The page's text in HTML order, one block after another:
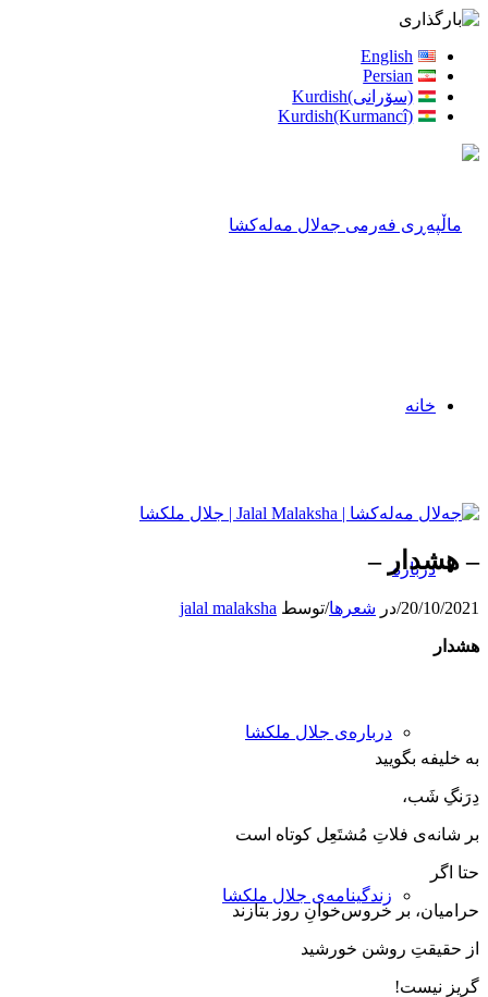
English
Persian
(سۆرانی)Kurdish
Kurdish(Kurmancî)
خانه
درباره
درباره‌ی جلال ملکشا
زندگینامه‌ی جلال ملکشا
– هشدار –
20/10/2021
/در شعرها/توسط jalal malaksha
هشدار
به خلیفه بگویید
دِرَنگِ شَب،
بر شانه‌ی فلاتِ مُشتَعِل كوتاه ‌است
حتا اگر
حرامیان، بر خروس‌خوانِ روز بتازند
از حقیقتِ روشن خورشید
گریز نیست!